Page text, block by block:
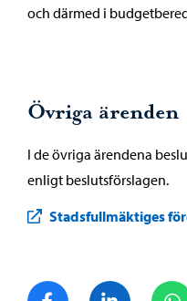
och därmed i
Övriga ärenden
I de övriga ärendena
enligt beslutsförslagen.
Stadsfullmäktiges
Dela på Facebook
Dela på